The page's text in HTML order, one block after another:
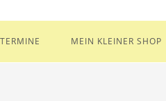
TERMINE MEIN KLEINER SHOP